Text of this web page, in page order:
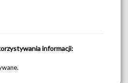
informacji: